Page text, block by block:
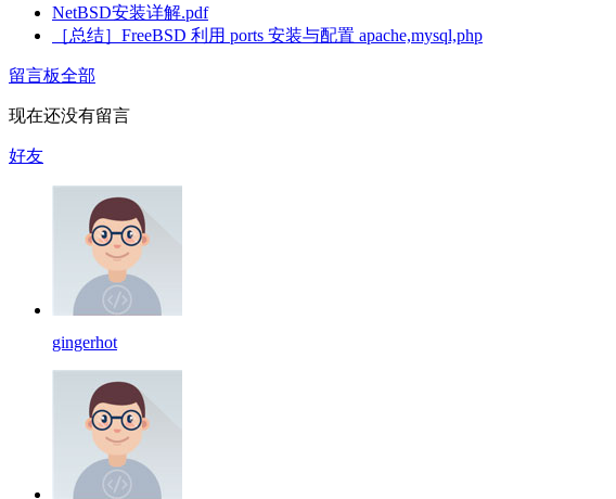
NetBSD安装详解.pdf
［总结］FreeBSD 利用 ports 安装与配置 apache,mysql,php
留言板全部
现在还没有留言
好友
gingerhot